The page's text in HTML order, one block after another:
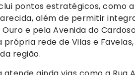
pontos estratégicos, como a
além de permitir
Ouro e pela Avenida do
própria rede de Vilas e
região.